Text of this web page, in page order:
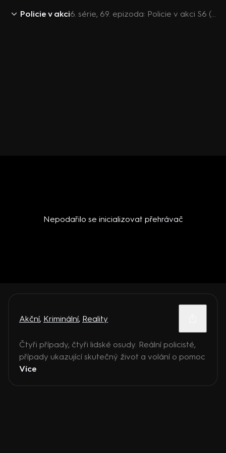
Policie v akci 6. série, 69. epizoda: Policie v akci S6 (69)
Nepodařilo se inicializovat přehrávač
Akční, Kriminální, Reality
Čtyři případy, čtyři lidské osudy. Reální policisté,
případy ukazující skutečný život a volání o pomoc
Více